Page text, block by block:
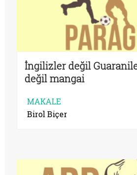
İngilizler değil
değil mangai
MAKALE
Birol Biçer